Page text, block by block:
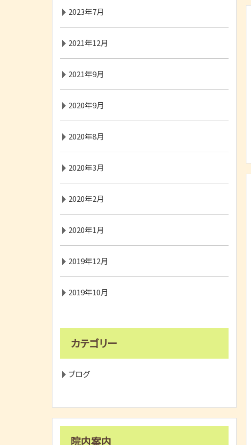
2023年7月
2021年12月
2021年9月
2020年9月
2020年8月
2020年3月
2020年2月
2020年1月
2019年12月
2019年10月
カテゴリー
ブログ
院内案内